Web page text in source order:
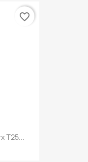
T25...
favorite_border